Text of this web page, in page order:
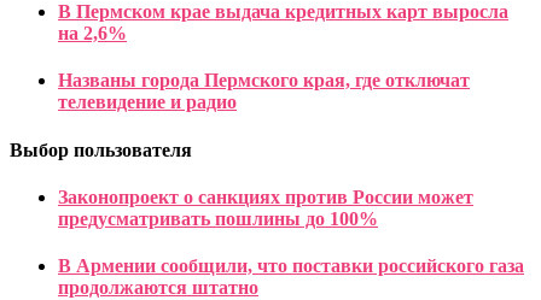
В Пермском крае выдача кредитных карт выросла
на 2,6%
Названы города Пермского края, где отключат
телевидение и радио
Выбор пользователя
Законопроект о санкциях против России может
предусматривать пошлины до 100%
В Армении сообщили, что поставки российского газа
продолжаются штатно